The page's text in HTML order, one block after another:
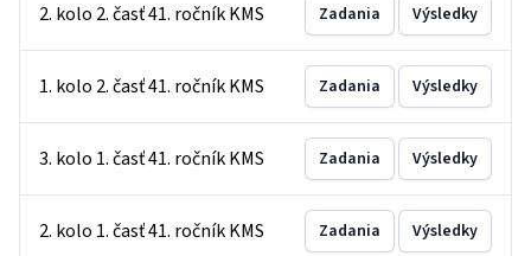
2. kolo 2. časť 41. ročník KMS Zadania Výsledky
1. kolo 2. časť 41. ročník KMS Zadania Výsledky
3. kolo 1. časť 41. ročník KMS Zadania Výsledky
2. kolo 1. časť 41. ročník KMS Zadania Výsledky